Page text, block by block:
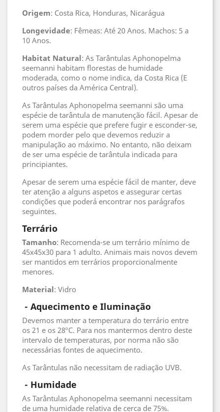
Origem: Costa Rica, Honduras, Nicarágua
Longevidade: Fêmeas: Até 20 Anos. Machos: 5 a
10 Anos.
Habitat Natural: As Tarântulas Aphonopelma
seemanni habitam florestas de humidade
moderada, como o nome indica, da Costa Rica (E
outros países da América Central).
As Tarântulas Aphonopelma seemanni são uma
espécie de tarântula de manutenção fácil. Apesar de
serem uma espécie que prefere fugir e esconder-se,
podem morder pelo que devemos reduzir a
manipulação ao máximo. No entanto, não deixam
de ser uma espécie de tarântula indicada para
principiantes.
Apesar de serem uma espécie fácil de manter, deve
ter atenção a alguns aspetos e assegurar certas
condições que poderá encontrar nos parágrafos
seguintes.
Terrário
Tamanho: Recomenda-se um terrário mínimo de
45x45x30 para 1 adulto. Animais mais novos devem
ser mantidos em terrários proporcionalmente
menores.
Material: Vidro
- Aquecimento e Iluminação
Devemos manter a temperatura do terrário entre
os 21 e os 28ºC. Para nos mantermos dentro deste
intervalo de temperaturas, por norma não são
necessárias fontes de aquecimento.
As Tarântulas não necessitam de radiação UVB.
- Humidade
As Tarântulas Aphonopelma seemanni necessitam
de uma humidade relativa de cerca de 75%.